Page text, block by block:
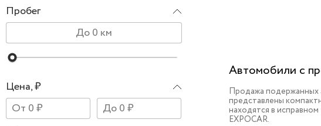
Пробег
Цена, ₽
Автомобили с
Продажа подержанных
представлены
находятся в
EXPOCAR.